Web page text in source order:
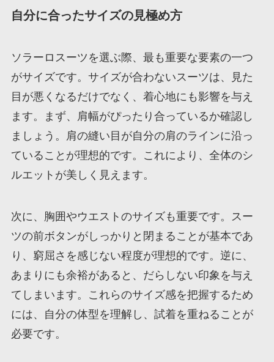
自分に合ったサイズの見極め方
ソラーロスーツを選ぶ際、最も重要な要素の一つ
がサイズです。サイズが合わないスーツは、見た
目が悪くなるだけでなく、着心地にも影響を与え
ます。まず、肩幅がぴったり合っているか確認し
ましょう。肩の縫い目が自分の肩のラインに沿っ
ていることが理想的です。これにより、全体のシ
ルエットが美しく見えます。
次に、胸囲やウエストのサイズも重要です。スー
ツの前ボタンがしっかりと閉まることが基本であ
り、窮屈さを感じない程度が理想的です。逆に、
あまりにも余裕があると、だらしない印象を与え
てしまいます。これらのサイズ感を把握するため
には、自分の体型を理解し、試着を重ねることが
必要です。